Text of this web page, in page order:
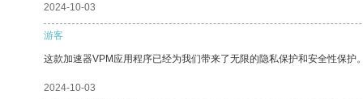
2024-10-03
游客
这款加速器VPM应用程序已经为我们带来了无限的隐私保护和安全性保护
2024-10-03